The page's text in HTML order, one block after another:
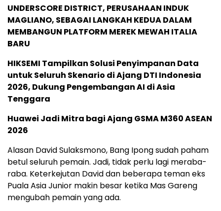
UNDERSCORE DISTRICT, PERUSAHAAN INDUK
MAGLIANO, SEBAGAI LANGKAH KEDUA DALAM
MEMBANGUN PLATFORM MEREK MEWAH ITALIA
BARU
HIKSEMI Tampilkan Solusi Penyimpanan Data
untuk Seluruh Skenario di Ajang DTI Indonesia
2026, Dukung Pengembangan AI di Asia
Tenggara
Huawei Jadi Mitra bagi Ajang GSMA M360 ASEAN
2026
Alasan David Sulaksmono, Bang Ipong sudah paham
betul seluruh pemain. Jadi, tidak perlu lagi meraba-
raba. Keterkejutan David dan beberapa teman eks
Puala Asia Junior makin besar ketika Mas Gareng
mengubah pemain yang ada.